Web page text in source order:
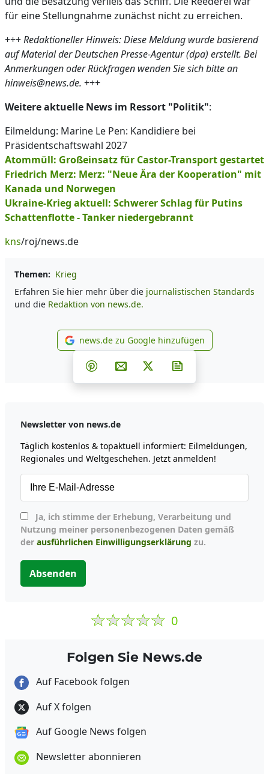
für eine Stellungnahme zunächst nicht zu erreichen.
+++Redaktioneller Hinweis: Diese Meldung wurde basierend
auf Material der Deutschen Presse-Agentur (dpa) erstellt. Bei
Anmerkungen oder Rückfragen wenden Sie sich bitte an
hinweis@news.de. +++
Weitere aktuelle News im Ressort "Politik":
Eilmeldung: Marine Le Pen: Kandidiere bei
Präsidentschaftswahl 2027
Atommüll: Großeinsatz für Castor-Transport gestartet
Friedrich Merz: Merz: "Neue Ära der Kooperation" mit
Kanada und Norwegen
Ukraine-Krieg aktuell: Schwerer Schlag für Putins
Schattenflotte - Tanker niedergebrannt
kns/roj/news.de
Themen: Krieg
Erfahren Sie hier mehr über die journalistischen Standards
und die Redaktion von news.de.
news.de zu Google
news.de zu Google hinzufügen
Teilen auf Facebook
Teilen auf Whatsapp
Teilen auf Telegram
Teilen auf Pinterest
Per E-Mail teilen
Post auf X
Newsletter von news.de
Täglich kostenlos & topaktuell informiert: Eilmeldungen,
Regionales und Weltgeschehen. Jetzt anmelden!
Nutzung meiner personenbezogenen Daten gemäß
der ausführlichen Einwilligungserklärung zu.
Absenden
0
Folgen Sie News.de
Auf Facebook folgen
Auf X folgen
Auf Google News folgen
Newsletter abonnieren